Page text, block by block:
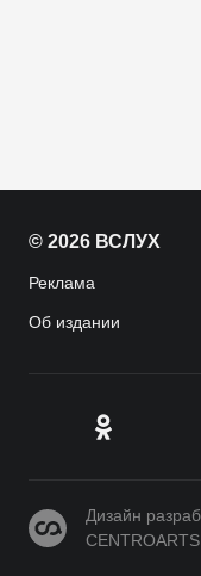
© 2026 ВСЛУХ
Реклама
Об издании
CENTROARTS